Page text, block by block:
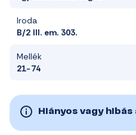
Iroda
B/2 III. em. 303.
Mellék
21-74
Hiányos vagy